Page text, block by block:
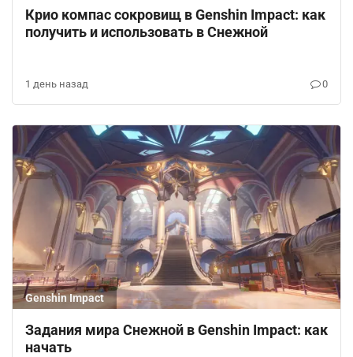
Крио компас сокровищ в Genshin Impact: как
получить и использовать в Снежной
1 день назад 0
Genshin Impact
Задания мира Снежной в Genshin Impact: как
начать